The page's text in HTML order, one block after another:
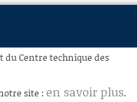
du Centre technique des
site : en savoir plus.